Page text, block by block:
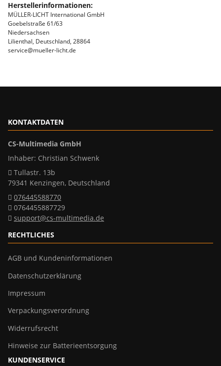
Herstellerinformationen:
MÜLLER-LICHT International GmbH
Goebelstraße 61/63
Niedersachsen
Lilienthal, Deutschland, 28864
service@mueller-licht.de
KONTAKTDATEN
CS-Multimedia GmbH
Inhaber: Christian Schwenk
Tullastr. 13b
79341 Kenzingen, Deutschland
076445588770
0764455887729
support@cs-multimedia.de
RECHTLICHES
AGB und Kundeninformationen
Datenschutzerklärung
Impressum
Verpackungsverordnung
Widerrufsrecht
Hinweise zur Batterieentsorgung
KUNDENSERVICE